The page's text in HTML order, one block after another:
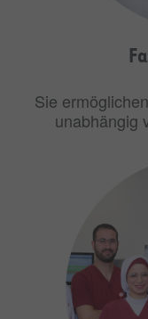
Sie
unabhängig